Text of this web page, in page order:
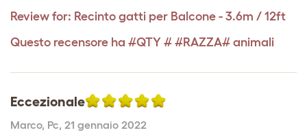
Review for: Recinto gatti per Balcone - 3.6m / 12ft
Questo recensore ha #QTY # #RAZZA# animali
Eccezionale
Marco, Pc, 21 gennaio 2022